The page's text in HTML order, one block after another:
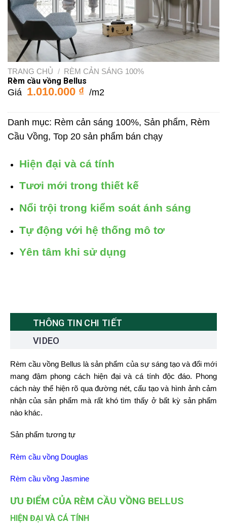
TRANG CHỦ / RÈM CẢN SÁNG 100%
Rèm cầu vồng Bellus
Giá 1.010.000 ₫ /m2
Danh mục: Rèm cản sáng 100%, Sản phẩm, Rèm
Cầu Vồng, Top 20 sản phẩm bán chạy
Hiện đại và cá tính
Tươi mới trong thiết kế
Nổi trội trong kiểm soát ánh sáng
Tự động với hệ thống mô tơ
Yên tâm khi sử dụng
THÔNG TIN CHI TIẾT
VIDEO
Rèm cầu vồng Bellus là sản phẩm của sự sáng tạo và đổi mới
mang đậm phong cách hiện đại và cá tính độc đáo. Phong
cách này thể hiện rõ qua đường nét, cấu tạo và hình ảnh cảm
nhận của sản phẩm mà rất khó tìm thấy ở bất kỳ sản phẩm
nào khác.
Sản phẩm tương tự
Rèm cầu vồng Douglas
Rèm cầu vồng Jasmine
ƯU ĐIỂM CỦA RÈM CẦU VỒNG BELLUS
HIỆN ĐẠI VÀ CÁ TÍNH